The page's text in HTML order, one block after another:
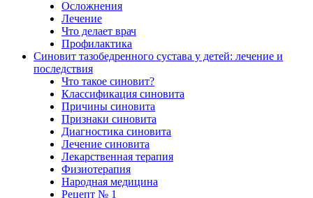
Осложнения
Лечение
Что делает врач
Профилактика
Синовит тазобедренного сустава у детей: лечение и
последствия
Что такое синовит?
Классификация синовита
Причины синовита
Признаки синовита
Диагностика синовита
Лечение синовита
Лекарственная терапия
Физиотерапия
Народная медицина
Рецепт № 1